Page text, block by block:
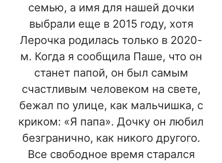
семью, а имя для нашей дочки
выбрали еще в 2015 году, хотя
Лерочка родилась только в 2020-
м. Когда я сообщила Паше, что он
станет папой, он был самым
счастливым человеком на свете,
бежал по улице, как мальчишка, с
криком: «Я папа». Дочку он любил
безгранично, как никого другого.
Все свободное время старался